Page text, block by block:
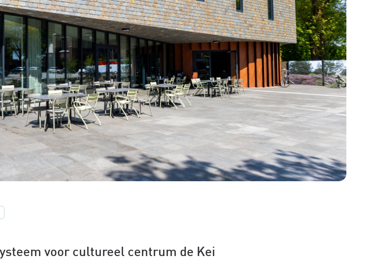
voor cultureel centrum de Kei